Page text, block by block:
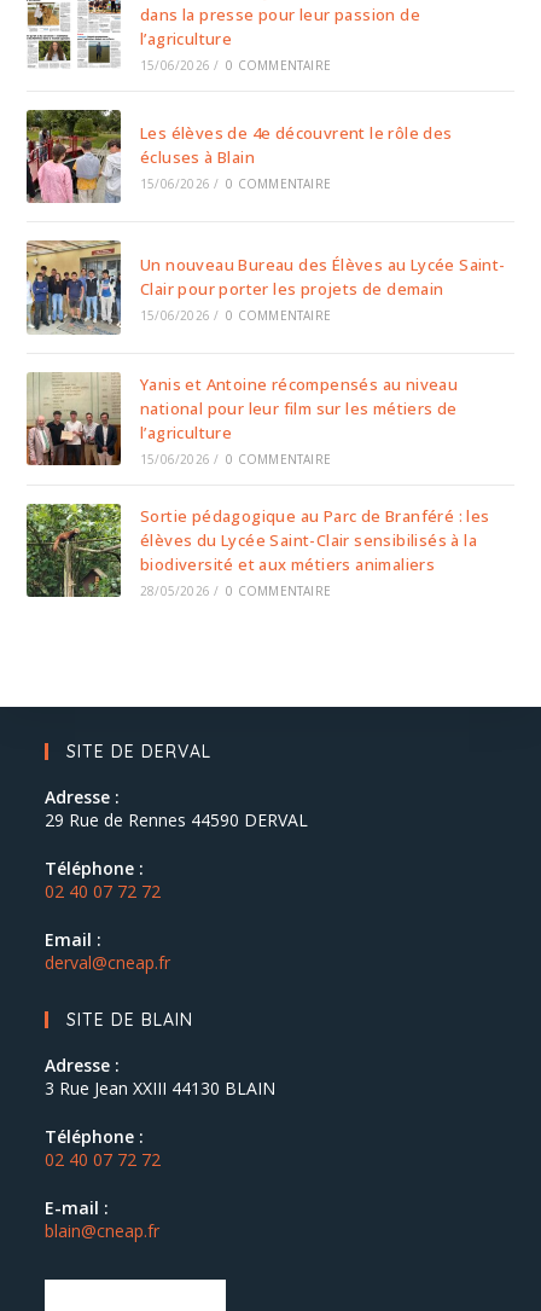
dans la presse pour leur passion de
l’agriculture
15/06/2026 / 0 COMMENTAIRE
Les élèves de 4e découvrent le rôle des
écluses à Blain
15/06/2026 / 0 COMMENTAIRE
Un nouveau Bureau des Élèves au Lycée Saint-
Clair pour porter les projets de demain
15/06/2026 / 0 COMMENTAIRE
Yanis et Antoine récompensés au niveau
national pour leur film sur les métiers de
l’agriculture
15/06/2026 / 0 COMMENTAIRE
Sortie pédagogique au Parc de Branféré : les
élèves du Lycée Saint-Clair sensibilisés à la
biodiversité et aux métiers animaliers
28/05/2026 / 0 COMMENTAIRE
SITE DE DERVAL
Adresse :
29 Rue de Rennes 44590 DERVAL
Téléphone :
02 40 07 72 72
Email :
derval@cneap.fr
SITE DE BLAIN
Adresse :
3 Rue Jean XXIII 44130 BLAIN
Téléphone :
02 40 07 72 72
E-mail :
blain@cneap.fr